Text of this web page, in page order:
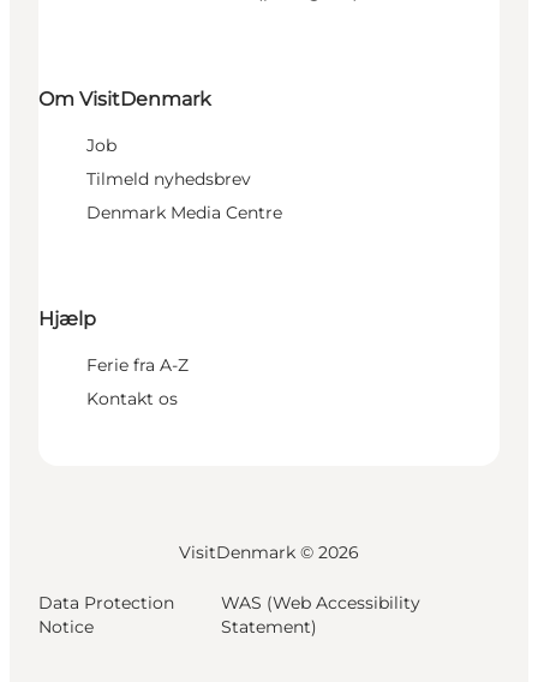
Om VisitDenmark
Job
Tilmeld nyhedsbrev
Denmark Media Centre
Hjælp
Ferie fra A-Z
Kontakt os
VisitDenmark © 2026
Data Protection
Notice
WAS (Web Accessibility
Statement)